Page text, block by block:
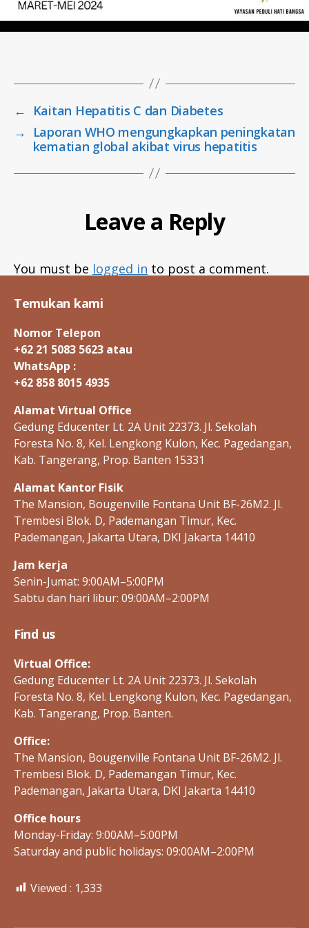
t
b
c,
rc
ol
o
si
s,
n
a
←
Kaitan Hepatitis C dan Diabetes
→
Laporan WHO mengungkapkan peningkatan
kematian global akibat virus hepatitis
Leave a Reply
You must be logged in to post a comment.
Temukan kami
Nomor Telepon
+62 21 5083 5623 atau
WhatsApp :
+62 858 8015 4935
Alamat Virtual Office
Gedung Educenter Lt. 2A Unit 22373. Jl. Sekolah
Foresta No. 8, Kel. Lengkong Kulon, Kec. Pagedangan,
Kab. Tangerang, Prop. Banten 15331
Alamat Kantor Fisik
The Mansion, Bougenville Fontana Unit BF-26M2. Jl.
Trembesi Blok. D, Pademangan Timur, Kec.
Pademangan, Jakarta Utara, DKI Jakarta 14410
Jam kerja
Senin-Jumat: 9:00AM–5:00PM
Sabtu dan hari libur: 09:00AM–2:00PM
Find us
Virtual Office:
Gedung Educenter Lt. 2A Unit 22373. Jl. Sekolah
Foresta No. 8, Kel. Lengkong Kulon, Kec. Pagedangan,
Kab. Tangerang, Prop. Banten.
Office:
The Mansion, Bougenville Fontana Unit BF-26M2. Jl.
Trembesi Blok. D, Pademangan Timur, Kec.
Pademangan, Jakarta Utara, DKI Jakarta 14410
Office hours
Monday-Friday: 9:00AM–5:00PM
Saturday and public holidays: 09:00AM–2:00PM
Viewed : 1,333